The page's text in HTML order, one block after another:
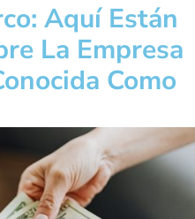
Aquí Están
La Empresa
Como